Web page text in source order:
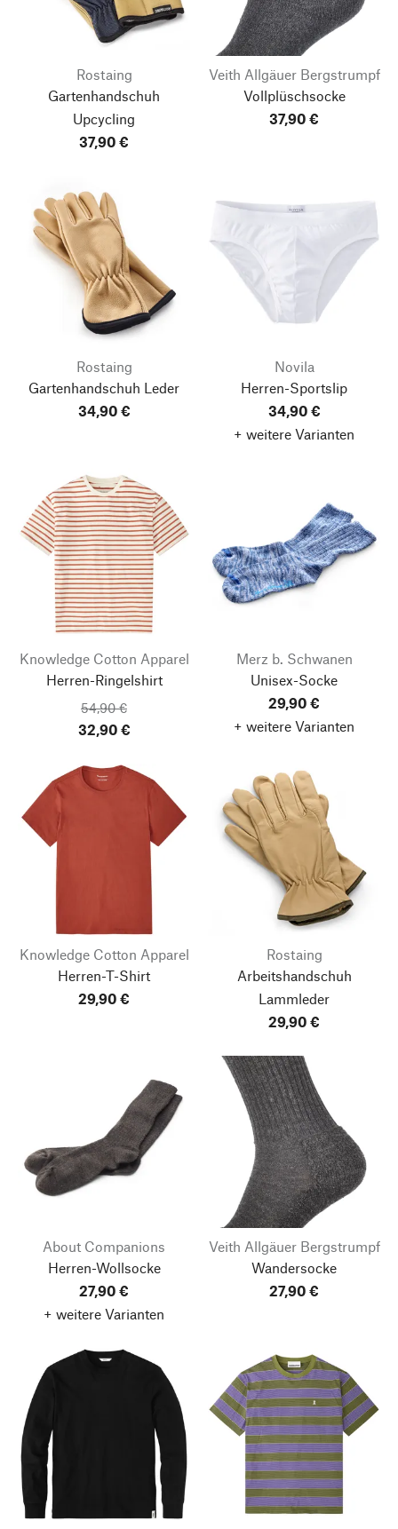
Rostaing
Gartenhandschuh
Upcycling
37,90 €
Veith Allgäuer Bergstrumpf
Vollplüschsocke
37,90 €
Rostaing
Gartenhandschuh Leder
34,90 €
Novila
Herren-Sportslip
34,90 €
+ weitere Varianten
Knowledge Cotton Apparel
Herren-Ringelshirt
54,90 €
32,90 €
Merz b. Schwanen
Unisex-Socke
29,90 €
+ weitere Varianten
Knowledge Cotton Apparel
Herren-T-Shirt
29,90 €
Rostaing
Arbeitshandschuh
Lammleder
29,90 €
About Companions
Herren-Wollsocke
27,90 €
+ weitere Varianten
Veith Allgäuer Bergstrumpf
Wandersocke
27,90 €